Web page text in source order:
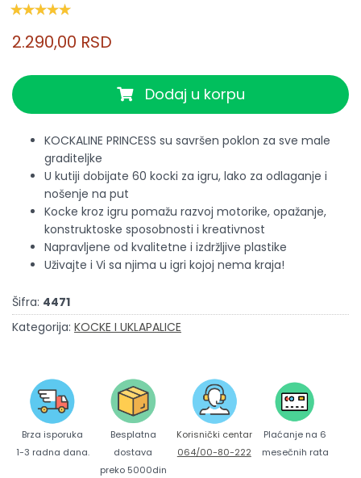
2.290,00 RSD
Dodaj u korpu
KOCKALINE PRINCESS su savršen poklon za sve male
graditeljke
U kutiji dobijate 60 kocki za igru, lako za odlaganje i
nošenje na put
Kocke kroz igru pomažu razvoj motorike, opažanje,
konstruktoske sposobnosti i kreativnost
Napravljene od kvalitetne i izdržljive plastike
Uživajte i Vi sa njima u igri kojoj nema kraja!
Šifra: 4471
Kategorija: KOCKE I UKLAPALICE
Brza isporuka
1-3 radna dana.
Besplatna
dostava
preko 5000din
Korisnički centar
064/00-80-222
Plaćanje na 6
mesečnih rata